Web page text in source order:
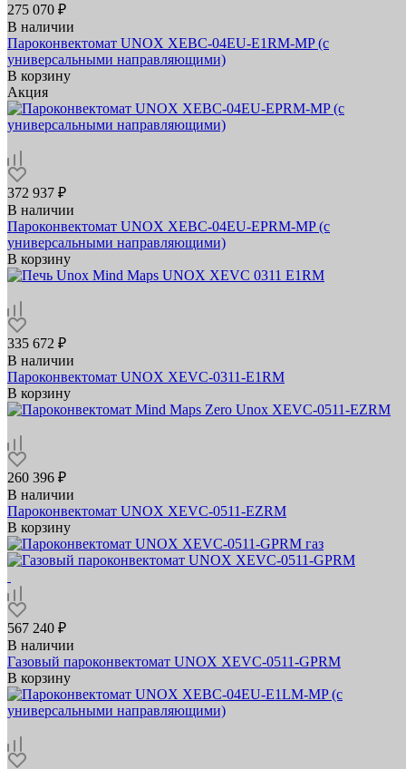
275 070 ₽
В наличии
Пароконвектомат UNOX XEBC-04EU-E1RM-MP (с
универсальными направляющими)
В корзину
Акция
372 937 ₽
В наличии
Пароконвектомат UNOX XEBC-04EU-EPRM-MP (с
универсальными направляющими)
В корзину
335 672 ₽
В наличии
Пароконвектомат UNOX XEVC-0311-E1RM
В корзину
260 396 ₽
В наличии
Пароконвектомат UNOX XEVC-0511-EZRM
В корзину
567 240 ₽
В наличии
Газовый пароконвектомат UNOX XEVC-0511-GPRM
В корзину